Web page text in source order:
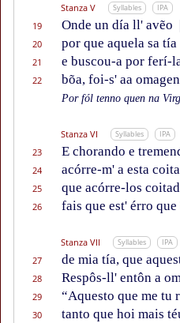
Stanza V Syllables IPA
19 Onde un día ll' avẽo
20 por que aquela sa tía
21 e buscou-a por ferí-
22 bõa, foi-s' aa omagen
Por fól tenno quen na
Stanza VI Syllables IPA
23 E chorando e
24 acórre-m' a esta coita
25 que acórre-los
26 fais que est' érro
Stanza VII Syllables IPA
27 de mia tía, que
28 Respôs-ll' entôn a
29 “Aquesto que me tu
30 tanto que hoi mais